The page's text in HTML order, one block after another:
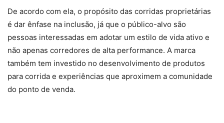
De acordo com ela, o propósito das corridas proprietárias
é dar ênfase na inclusão, já que o público-alvo são
pessoas interessadas em adotar um estilo de vida ativo e
não apenas corredores de alta performance. A marca
também tem investido no desenvolvimento de produtos
para corrida e experiências que aproximem a comunidade
do ponto de venda.